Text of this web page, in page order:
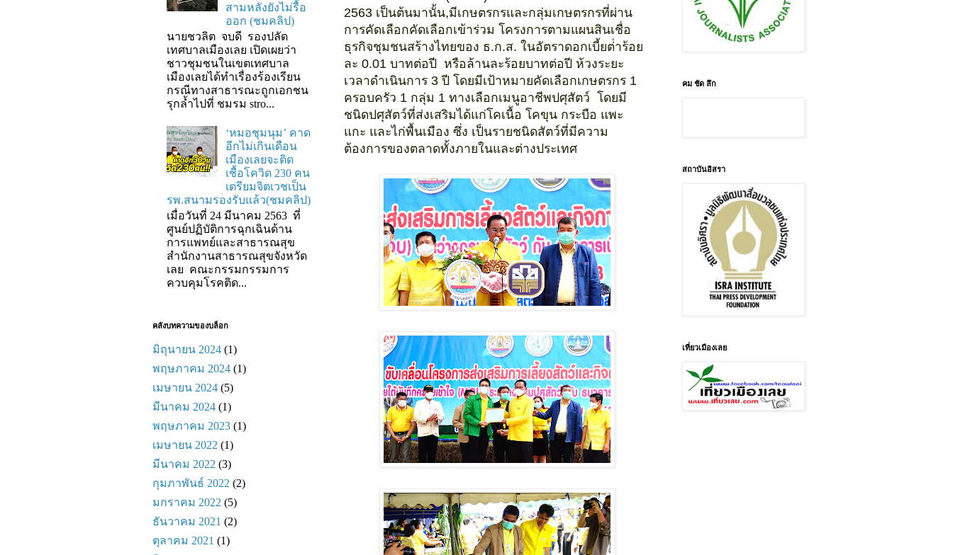
2563 เป็นต้นมานั้น,มีเกษตรกรและกลุ่มเกษตรกรที่ผ่าน
การคัดเลือกคัดเลือกเข้าร่วม โครงการตามแผนสินเชื่อ
ธุรกิจชุมชนสร้างไทยของ ธ.ก.ส. ในอัตราดอกเบี้ยต่ําร้อย
ละ 0.01 บาทต่อปี
หรือล้านละร้อยบาทต่อปี ห้วงระยะ
เวลาดําเนินการ 3ปี โดยมีเป้าหมายคัดเลือกเกษตรกร 1
ครอบครัว 1 กลุ่ม 1 ทางเลือกเมนูอาชีพปศุสัตว์ โดยมี
ชนิดปศุสัตว์ที่ส่งเสริมได้แก่โคเนื้อ โคขุน กระบือ แพะ
แกะ และไก่พื้นเมือง ซึ่ง เป็นรายชนิดสัตว์ที่มีความ
ต้องการของตลาดทั้งภายในและต่างประเทศ
สามหลังยังไม่รื้อ
ออก (ชมคลิป)
นายชวลิต จบดี รองปลัด
เทศบาลเมืองเลย เปิดเผยว่า
ชาวชุมชนในเขตเทศบาล
เมืองเลยได้ทำเรื่องร้องเรียน
กรณีทางสาธารณะถูกเอกชน
รุกล้ำไปที่ ชมรม stro...
‘หมอชุมนุม’ คาด
อีกไม่เกินเดือน
เมืองเลยจะติด
เชื้อโควิด 230 คน
เตรียมจิตเวชเป็น
รพ.สนามรองรับแล้ว(ชมคลิป)
เมื่อวันที่ 24 มีนาคม 2563 ที่
ศูนย์ปฏิบัติการฉุกเฉินด้าน
การแพทย์และสาธารณสุข
สำนักงานสาธารณสุขจังหวัด
เลย คณะกรรมกรรมการ
ควบคุมโรคติด...
คลังบทความของบล็อก
มิถุนายน 2024 (1)
พฤษภาคม 2024 (1)
เมษายน 2024 (5)
มีนาคม 2024 (1)
พฤษภาคม 2023 (1)
เมษายน 2022 (1)
มีนาคม 2022 (3)
กุมภาพันธ์ 2022 (2)
มกราคม 2022 (5)
ธันวาคม 2021 (2)
ตุลาคม 2021 (1)
คม ชัด ลึก
สถาบันอิสรา
เที่ยวเมืองเลย